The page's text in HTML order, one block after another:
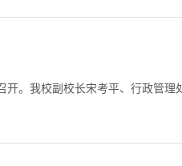
。我校副校长宋考平、行政管